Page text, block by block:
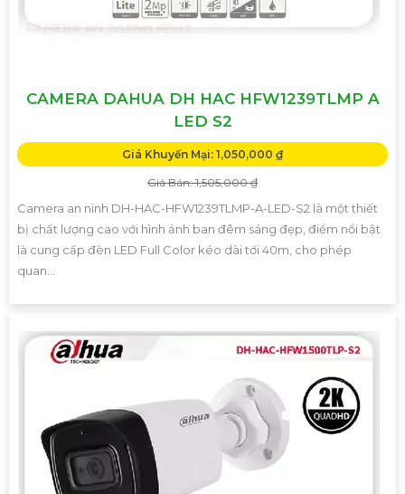
CAMERA DAHUA DH HAC HFW1239TLMP A
LED S2
Giá Khuyến Mại: 1,050,000 ₫
Giá Bán: 1,505,000 ₫
Camera an ninh DH-HAC-HFW1239TLMP-A-LED-S2 là một thiết
bị chất lượng cao với hình ảnh ban đêm sáng đẹp, điểm nổi bật
là cung cấp đèn LED Full Color kéo dài tới 40m, cho phép
quan...